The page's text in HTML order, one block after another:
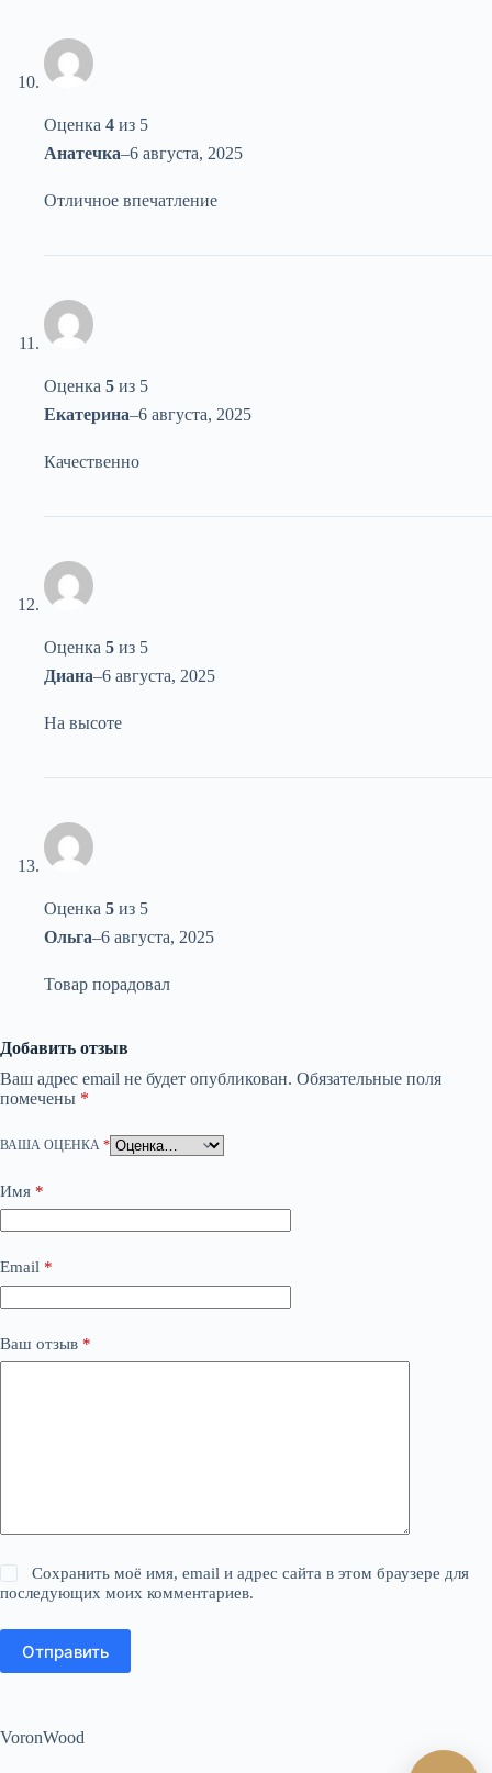
Оценка 4 из 5
Анатечка–6 августа, 2025
Отличное впечатление
Оценка 5 из 5
Екатерина–6 августа, 2025
Качественно
Оценка 5 из 5
Диана–6 августа, 2025
На высоте
Оценка 5 из 5
Ольга–6 августа, 2025
Товар порадовал
Добавить отзыв
Ваш адрес email не будет опубликован. Обязательные поля
помечены *
ВАША ОЦЕНКА *
Имя *
Email *
Ваш отзыв *
Сохранить моё имя, email и адрес сайта в этом браузере для
последующих моих комментариев.
Отправить
VoronWood